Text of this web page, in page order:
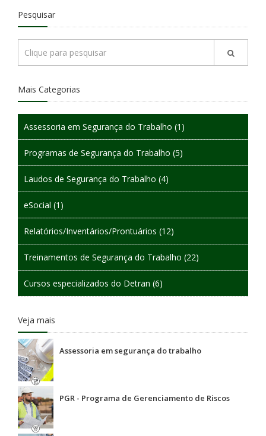
Pesquisar
Mais Categorias
Assessoria em Segurança do Trabalho (1)
Programas de Segurança do Trabalho (5)
Laudos de Segurança do Trabalho (4)
eSocial (1)
Relatórios/Inventários/Prontuários (12)
Treinamentos de Segurança do Trabalho (22)
Cursos especializados do Detran (6)
Veja mais
Assessoria em segurança do trabalho
PGR - Programa de Gerenciamento de Riscos